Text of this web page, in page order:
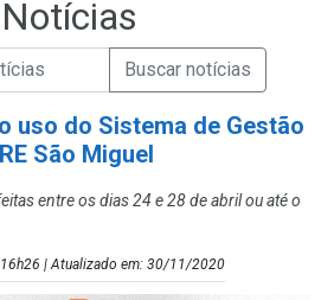
Notícias
Busca de Notícias
de informaçõesEnviar a Busca de Notícias
uso do Sistema de Gestão
São Miguel
entre os dias 24 e 28 de abril ou até o
| Atualizado em: 30/11/2020